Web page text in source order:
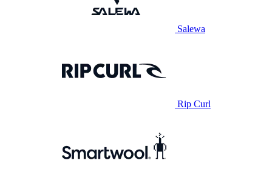
Salewa
Rip Curl